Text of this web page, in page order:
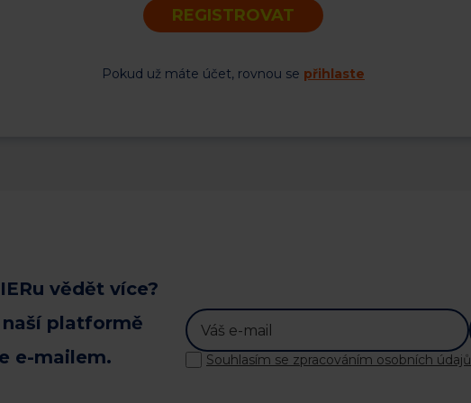
REGISTROVAT
Pokud už máte účet, rovnou se přihlaste
vědět více?
platformě
e-mailem.
Souhlasím se zpracováním osobních údajů